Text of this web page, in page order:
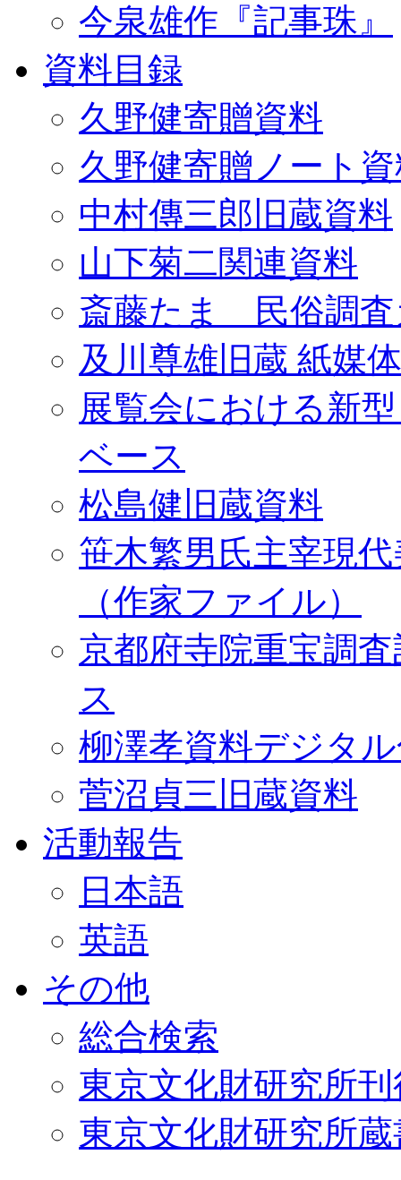
今泉雄作『記事珠』
資料目録
久野健寄贈資料
久野健寄贈ノート
中村傳三郎旧蔵資料
山下菊二関連資料
斎藤たま 民俗調査
及川尊雄旧蔵 紙媒
展覧会における新
ベース
松島健旧蔵資料
笹木繁男氏主宰現
（作家ファイル）
京都府寺院重宝調
ス
柳澤孝資料デジタ
菅沼貞三旧蔵資料
活動報告
日本語
英語
その他
総合検索
東京文化財研究所
東京文化財研究所